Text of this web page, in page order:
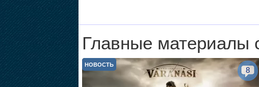
Главные материалы
НОВОСТЬ
8